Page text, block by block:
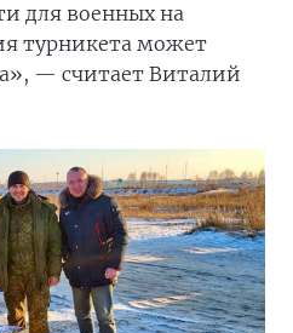
для военных на
турникета может
— считает Виталий